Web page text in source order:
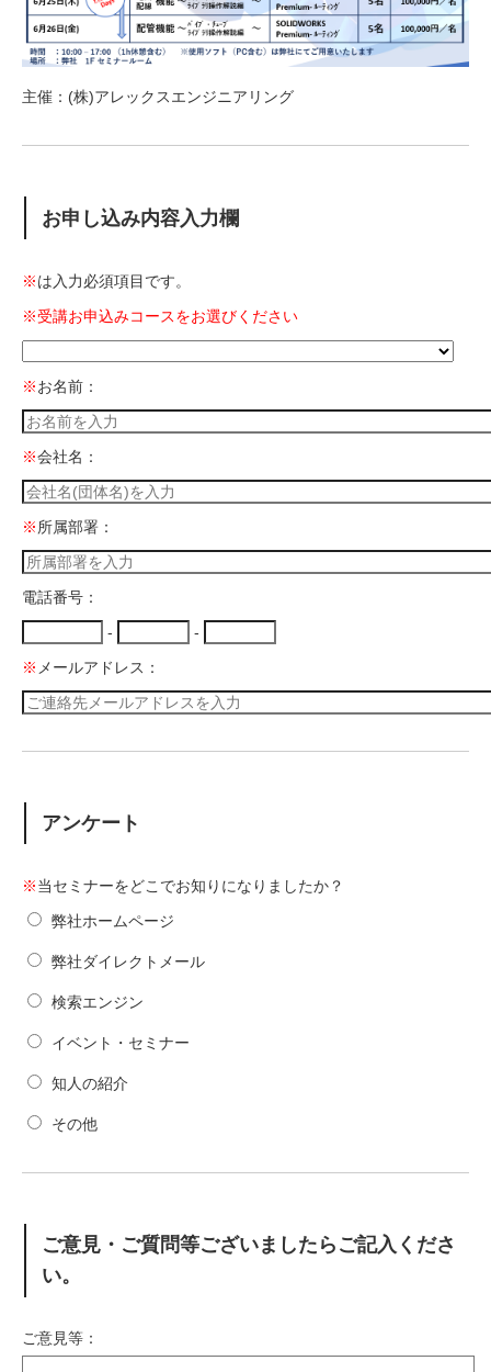
主催：(株)アレックスエンジニアリング
お申し込み内容入力欄
※は入力必須項目です。
※受講お申込みコースをお選びください
※お名前：
※会社名：
※所属部署：
電話番号：
-
-
※ メールアドレス：
アンケート
※当セミナーをどこでお知りになりましたか？
弊社ホームページ
弊社ダイレクトメール
検索エンジン
イベント・セミナー
知人の紹介
その他
ご意見・ご質問等ございましたらご記入くださ
い。
ご意見等：